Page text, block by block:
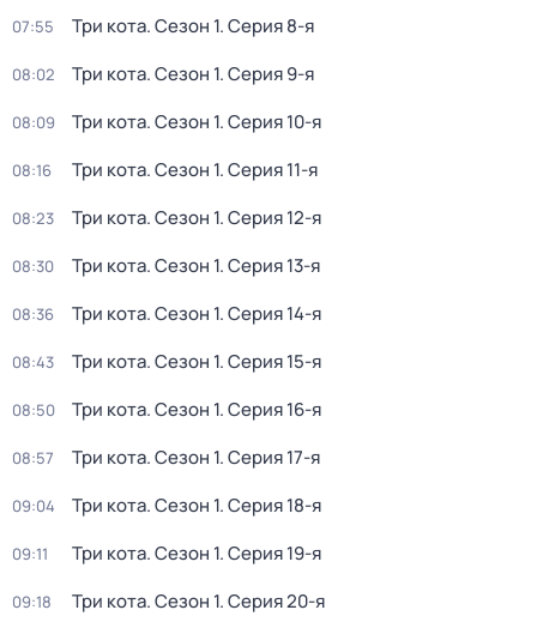
07:55 Три кота. Сезон 1. Серия 8-я
08:02 Три кота. Сезон 1. Серия 9-я
08:09 Три кота. Сезон 1. Серия 10-я
08:16 Три кота. Сезон 1. Серия 11-я
08:23 Три кота. Сезон 1. Серия 12-я
08:30 Три кота. Сезон 1. Серия 13-я
08:36 Три кота. Сезон 1. Серия 14-я
08:43 Три кота. Сезон 1. Серия 15-я
08:50 Три кота. Сезон 1. Серия 16-я
08:57 Три кота. Сезон 1. Серия 17-я
09:04 Три кота. Сезон 1. Серия 18-я
09:11 Три кота. Сезон 1. Серия 19-я
09:18 Три кота. Сезон 1. Серия 20-я